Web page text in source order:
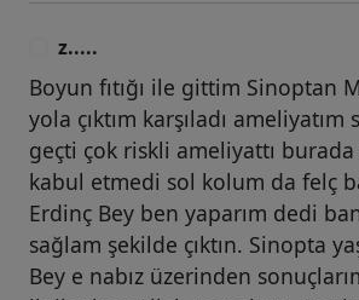
z.....
Boyun fıtığı ile gittim Sinoptan
yola çıktım karşıladı ameliyatım
geçti çok riskli ameliyattı
kabul etmedi sol kolum da felç
Erdinç Bey ben yaparım dedi
sağlam şekilde çıktın. Sinopta
Bey e nabız üzerinden